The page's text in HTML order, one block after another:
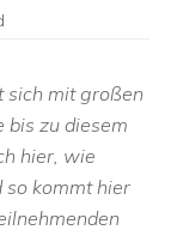
sich mit großen
bis zu diesem
hier, wie
so kommt hier